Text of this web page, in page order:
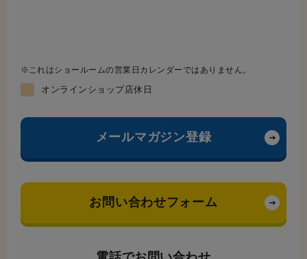
これはショールームの営業日カレンダーではありません。
オンラインショップ店休日
メールマガジン登録
お問い合わせフォーム